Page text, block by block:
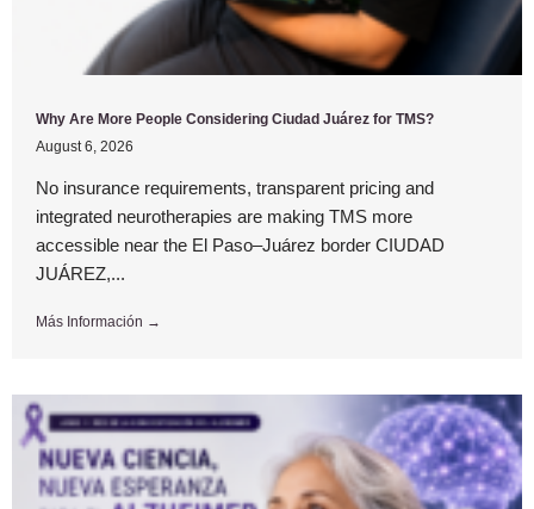
Why Are More People Considering Ciudad Juárez for TMS?
August 6, 2026
No insurance requirements, transparent pricing and
integrated neurotherapies are making TMS more
accessible near the El Paso–Juárez border CIUDAD
JUÁREZ,...
Más Información →